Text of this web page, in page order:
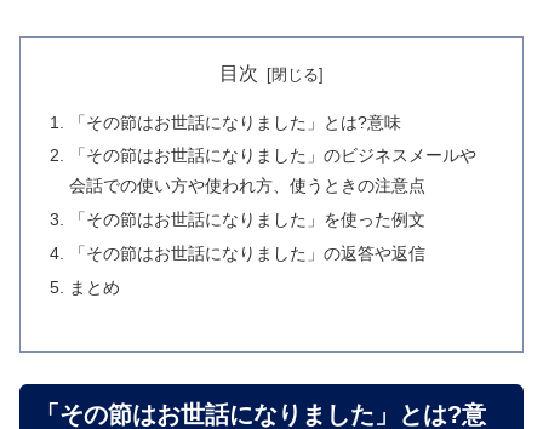
目次
「その節はお世話になりました」とは?意味
「その節はお世話になりました」のビジネスメールや
会話での使い方や使われ方、使うときの注意点
「その節はお世話になりました」を使った例文
「その節はお世話になりました」の返答や返信
まとめ
「その節はお世話になりました」とは?意